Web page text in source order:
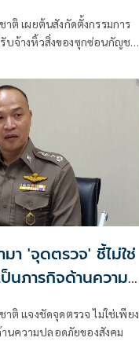
ติ เผยต้นสังกัดตั้งกรรมการ
จ้างหิ้วสิ่งของซุกซ่อนกัญชา
ออกนอกประเทศ
า 'จุดตรวจ' ชี้ไม่ใช่
นภารกิจด้านความ
ติ แจงชัดจุดตรวจ ไม่ใช่เพียง
นความปลอดภัยของสังคม